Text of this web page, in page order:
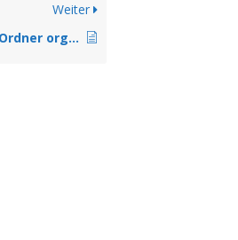
Weiter
Automationen in Ordner organisieren